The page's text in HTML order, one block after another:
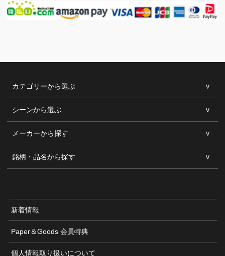
カテゴリーから選ぶ
シーンから選ぶ
メーカーから探す
銘柄・品名から探す
新着情報
Paper＆Goods 会員特典
個人情報取り扱いについて